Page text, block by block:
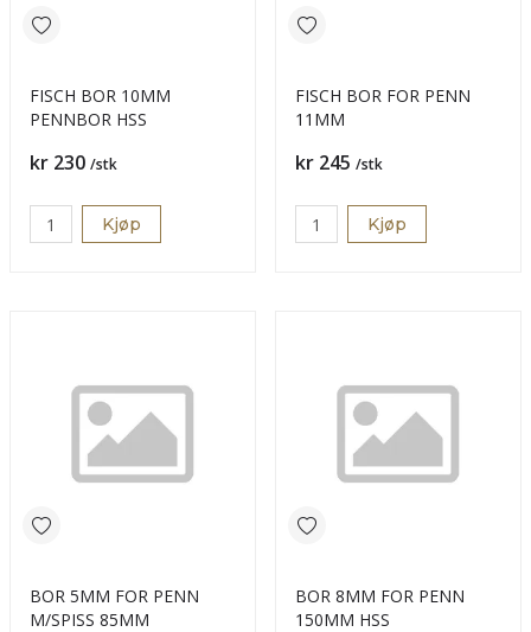
FISCH BOR 10MM
PENNBOR HSS
Pris
kr 230 /stk
Kjøp
FISCH BOR FOR PENN
11MM
Pris
kr 245 /stk
Kjøp
BOR 5MM FOR PENN
M/SPISS 85MM
BOR 8MM FOR PENN
150MM HSS